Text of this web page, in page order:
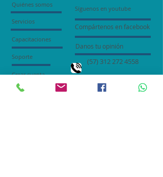
Quiénes somos
Servicios
Capacitaciones
Soporte
Crear cuenta
Información
Síguenos en youtube
Compártenos en facebook
Danos tu opinión
gerencia@softwaresimplex.com
(57) 312 272 4558